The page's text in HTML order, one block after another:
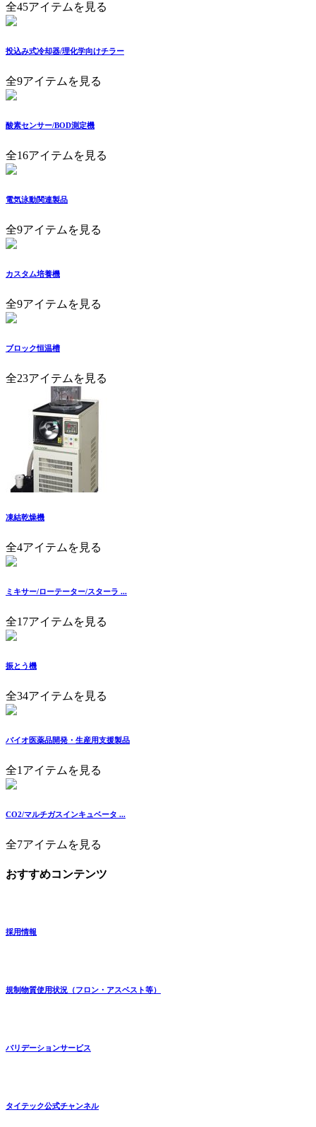
全45アイテムを見る
投込み式冷却器/理化学向けチラー
全9アイテムを見る
酸素センサー/BOD測定機
全16アイテムを見る
電気泳動関連製品
全9アイテムを見る
カスタム培養機
全9アイテムを見る
ブロック恒温槽
全23アイテムを見る
凍結乾燥機
全4アイテムを見る
ミキサー/ローテーター/スターラ ...
全17アイテムを見る
振とう機
全34アイテムを見る
バイオ医薬品開発・生産用支援製品
全1アイテムを見る
CO2/マルチガスインキュベータ ...
全7アイテムを見る
おすすめコンテンツ
採用情報
規制物質使用状況（フロン・アスベスト等）
バリデーションサービス
タイテック公式チャンネル